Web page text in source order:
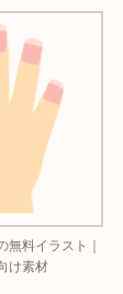
無料イラスト｜
け素材